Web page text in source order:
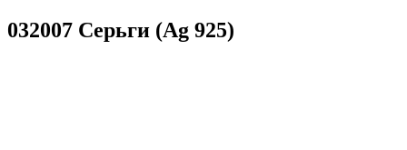
032007 Серьги (Ag 925)